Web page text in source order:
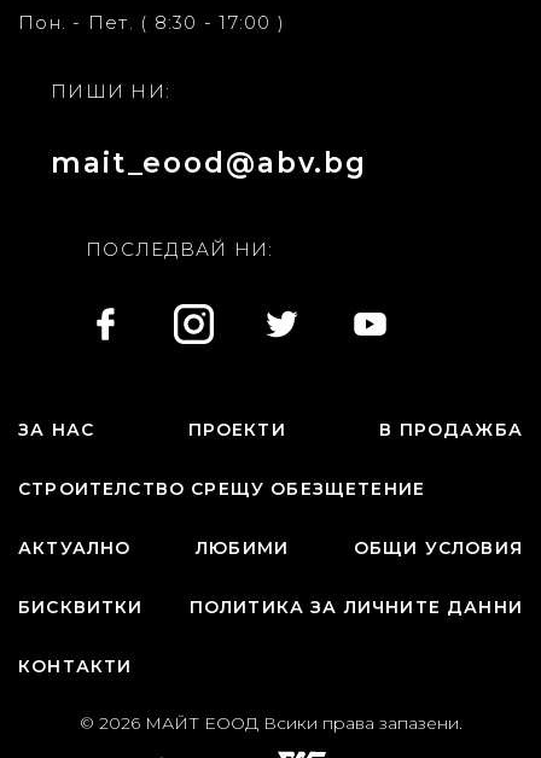
Пон. - Пет. ( 8:30 - 17:00 )
ПИШИ НИ:
mait_eood@abv.bg
ПОСЛЕДВАЙ НИ:
ЗА НАС ПРОЕКТИ В ПРОДАЖБА
СТРОИТЕЛСТВО СРЕЩУ ОБЕЗЩЕТЕНИЕ
АКТУАЛНО ЛЮБИМИ ОБЩИ УСЛОВИЯ
БИСКВИТКИ ПОЛИТИКА ЗА ЛИЧНИТЕ ДАННИ
КОНТАКТИ
© 2026 МАЙТ ЕООД Всики права запазени.